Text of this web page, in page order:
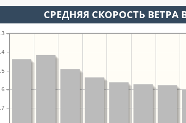
СРЕДНЯЯ СКОРОСТЬ ВЕТРА